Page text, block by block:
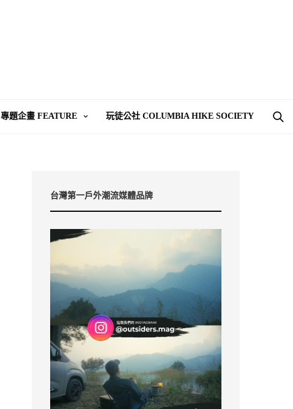
專題企畫 FEATURE 玩徒公社 COLUMBIA HIKE SOCIETY
台灣第一戶外潮流媒體品牌